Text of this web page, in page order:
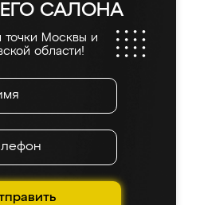
САЛОНА
точки Москвы и
области!